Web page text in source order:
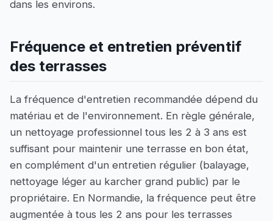
dans les environs.
Fréquence et entretien préventif
des terrasses
La fréquence d'entretien recommandée dépend du
matériau et de l'environnement. En règle générale,
un nettoyage professionnel tous les 2 à 3 ans est
suffisant pour maintenir une terrasse en bon état,
en complément d'un entretien régulier (balayage,
nettoyage léger au karcher grand public) par le
propriétaire. En Normandie, la fréquence peut être
augmentée à tous les 2 ans pour les terrasses